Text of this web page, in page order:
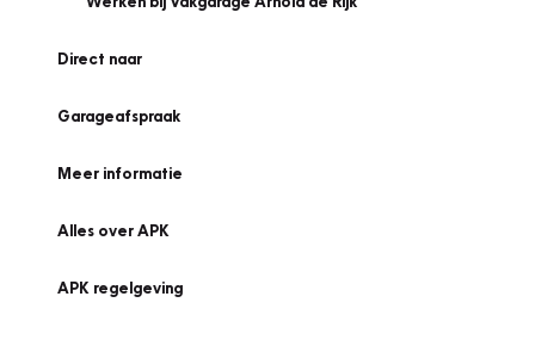
Direct naar
Garageafspraak
Meer informatie
Alles over APK
APK regelgeving